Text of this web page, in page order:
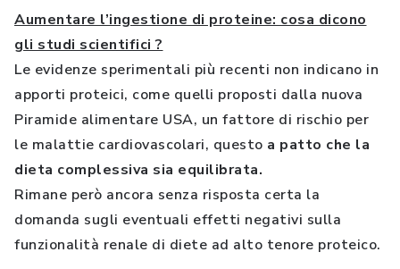
Aumentare l’ingestione di proteine: cosa dicono
gli studi scientifici ?
Le evidenze sperimentali più recenti non indicano in
apporti proteici, come quelli proposti dalla nuova
Piramide alimentare USA, un fattore di rischio per
le malattie cardiovascolari, questo a patto che la
dieta complessiva sia equilibrata.
Rimane però ancora senza risposta certa la
domanda sugli eventuali effetti negativi sulla
funzionalità renale di diete ad alto tenore proteico.